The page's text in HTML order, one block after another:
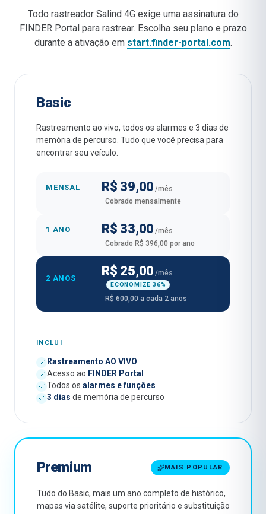
Todo rastreador Salind 4G exige uma assinatura do
FINDER Portal para rastrear. Escolha seu plano e prazo
durante a ativação em start.finder-portal.com.
Basic
Rastreamento ao vivo, todos os alarmes e 3 dias de
memória de percurso. Tudo que você precisa para
encontrar seu veículo.
MENSAL R$ 39,00 /mês
Cobrado mensalmente
1 ANO R$ 33,00 /mês
Cobrado R$ 396,00 por ano
2 ANOS R$ 25,00 /mês
ECONOMIZE 36%
R$ 600,00 a cada 2 anos
INCLUI
Rastreamento AO VIVO
Acesso ao FINDER Portal
Todos os alarmes e funções
3 dias de memória de percurso
Premium MAIS POPULAR
Tudo do Basic, mais um ano completo de histórico,
mapas via satélite, suporte prioritário e substituição